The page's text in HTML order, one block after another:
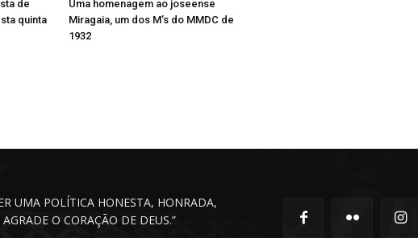
de
quinta
Uma homenagem ao joseense
Miragaia, um dos M’s do MMDC de
1932
UMA POLÍTICA HONESTA, HONRADA,
O CORAÇÃO DE DEUS.”